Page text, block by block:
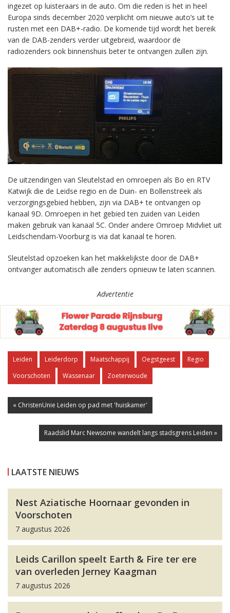
ingezet op luisteraars in de auto. Om die reden is het in heel
Europa sinds december 2020 verplicht om nieuwe auto’s uit te
rusten met een DAB+-radio. De komende tijd wordt het bereik
van de DAB-zenders verder uitgebreid, waardoor de
radiozenders ook binnenshuis beter te ontvangen zullen zijn.
De uitzendingen van Sleutelstad en omroepen als Bo en RTV
Katwijk die de Leidse regio en de Duin- en Bollenstreek als
verzorgingsgebied hebben, zijn via DAB+ te ontvangen op
kanaal 9D. Omroepen in het gebied ten zuiden van Leiden
maken gebruik van kanaal 5C. Onder andere Omroep Midvliet uit
Leidschendam-Voorburg is via dat kanaal te horen.
Sleutelstad opzoeken kan het makkelijkste door de DAB+
ontvanger automatisch alle zenders opnieuw te laten scannen.
Advertentie
Leiden Leiderdorp Maatschappij Oegstgeest
Regio
Voorschoten
Wassenaar Zoeterwoude
« ChristenUnie Leiden op pad met 'huiskamer'
Raadslid Marc Newsome wandelt langs stadsgrens Leiden »
LAATSTE NIEUWS
Nest Aziatische Hoornaar gevonden in
Voorschoten
7 augustus 2026
Leids Carillon speelt Earth & Fire ter ere
van overleden Jerney Kaagman
7 augustus 2026